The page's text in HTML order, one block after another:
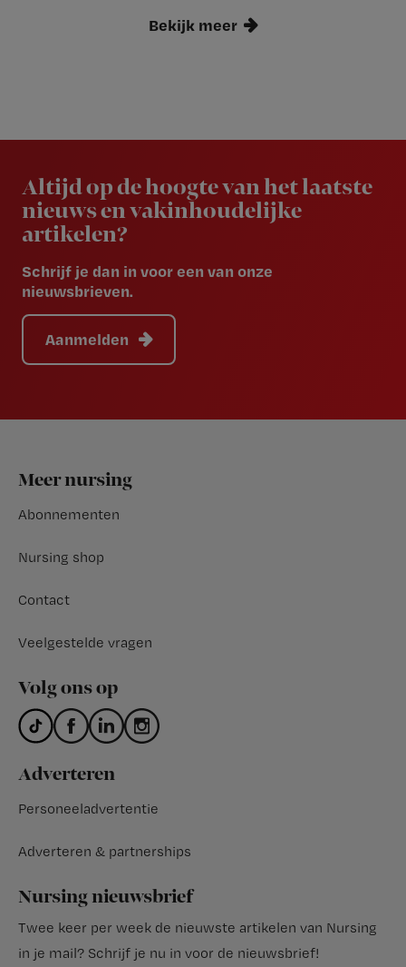
Bekijk meer
Altijd op de hoogte van het laatste
nieuws en vakinhoudelijke
artikelen?
Schrijf je dan in voor een van onze
nieuwsbrieven.
Aanmelden
Footer
Meer nursing
Abonnementen
Nursing shop
Contact
Veelgestelde vragen
Volg ons op
Adverteren
Personeeladvertentie
Adverteren & partnerships
Nursing nieuwsbrief
Twee keer per week de nieuwste artikelen van Nursing
in je mail? Schrijf je nu in voor de nieuwsbrief!